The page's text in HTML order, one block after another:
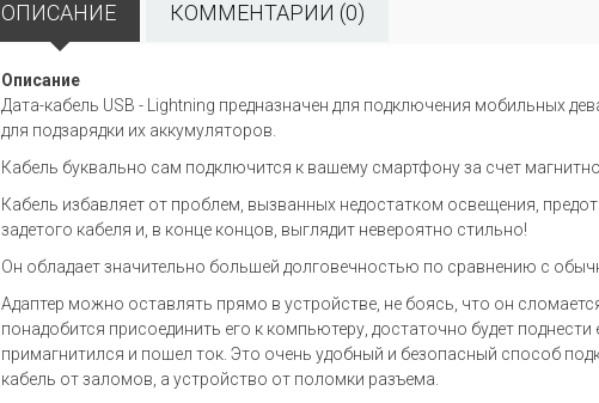
ОПИСАНИЕ КОММЕНТАРИИ (0)
Описание
Дата-кабель USB - Lightning предназначен для подключения мобильных
для подзарядки их аккумуляторов.
Кабель буквально сам подключится к вашему смартфону за счет
Кабель избавляет от проблем, вызванных недостатком освещения,
задетого кабеля и, в конце концов, выглядит невероятно стильно!
Он обладает значительно большей долговечностью по сравнению с
Адаптер можно оставлять прямо в устройстве, не боясь, что он
понадобится присоединить его к компьютеру, достаточно будет поднести
примагнитился и пошел ток. Это очень удобный и безопасный способ
кабель от заломов, а устройство от поломки разъема.